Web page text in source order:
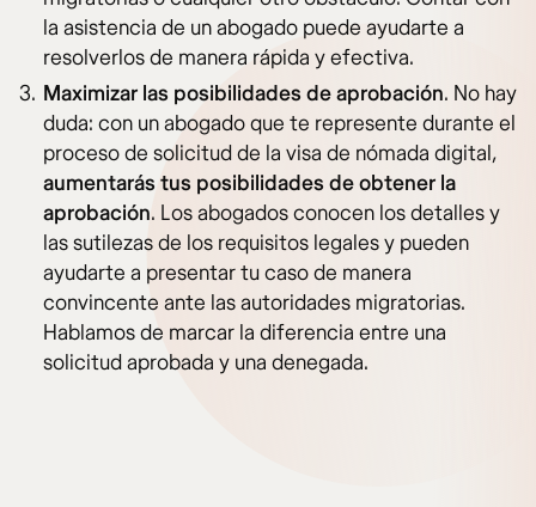
la asistencia de un abogado puede ayudarte a
resolverlos de manera rápida y efectiva.
Maximizar las posibilidades de aprobación. No hay
duda: con un abogado que te represente durante el
proceso de solicitud de la visa de nómada digital,
aumentarás tus posibilidades de obtener la
aprobación. Los abogados conocen los detalles y
las sutilezas de los requisitos legales y pueden
ayudarte a presentar tu caso de manera
convincente ante las autoridades migratorias.
Hablamos de marcar la diferencia entre una
solicitud aprobada y una denegada.